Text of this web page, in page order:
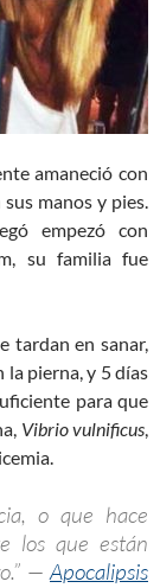
amaneció con
manos y pies.
empezó con
su familia fue
tardan en sanar,
pierna, y 5 días
para que
Vibrio vulnificus,
o que hace
los que están
—Apocalipsis